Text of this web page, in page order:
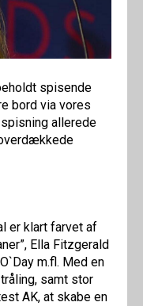
spisende
bord via vores
allerede
er klart farvet af
Ella Fitzgerald
m.fl. Med en
samt stor
AK, at skabe en